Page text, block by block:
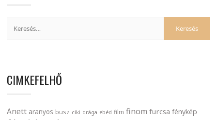
CIMKEFELHŐ
Anett aranyos busz ciki drága ebéd film finom furcsa fénykép